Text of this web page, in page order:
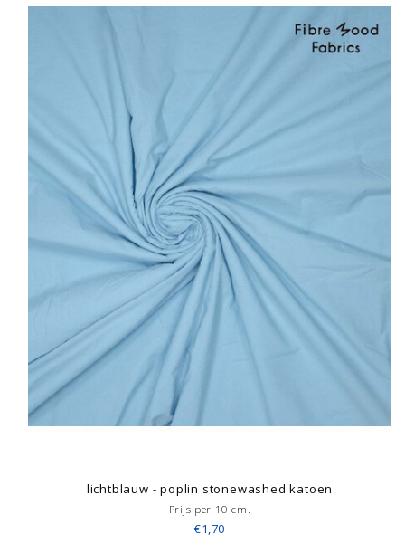
lichtblauw - poplin stonewashed katoen
Prijs per 10 cm.
€1,70